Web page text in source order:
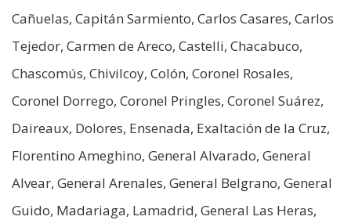
Cañuelas, Capitán Sarmiento, Carlos Casares, Carlos
Tejedor, Carmen de Areco, Castelli, Chacabuco,
Chascomús, Chivilcoy, Colón, Coronel Rosales,
Coronel Dorrego, Coronel Pringles, Coronel Suárez,
Daireaux, Dolores, Ensenada, Exaltación de la Cruz,
Florentino Ameghino, General Alvarado, General
Alvear, General Arenales, General Belgrano, General
Guido, Madariaga, Lamadrid, General Las Heras,